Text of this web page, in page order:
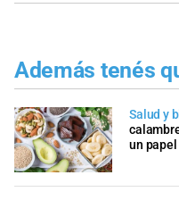
Además tenés
Salud y
un